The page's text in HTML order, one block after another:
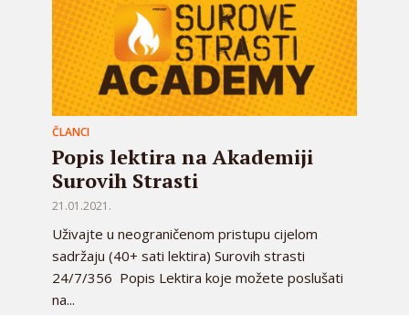
ČLANCI
Popis lektira na Akademiji
Surovih Strasti
21.01.2021.
Uživajte u neograničenom pristupu cijelom
sadržaju (40+ sati lektira) Surovih strasti
24/7/356 Popis Lektira koje možete poslušati
na...